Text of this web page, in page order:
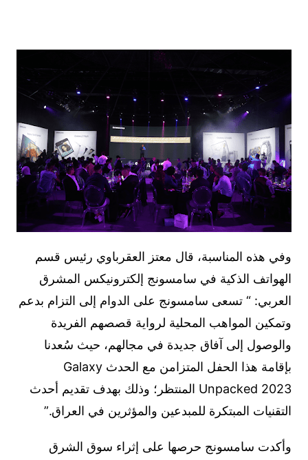
وفي هذه المناسبة، قال معتز العقرباوي رئيس قسم
الهواتف الذكية في سامسونج إلكترونيكس المشرق
العربي: “ تسعى سامسونج على الدوام إلى التزام بدعم
وتمكين المواهب المحلية لرواية قصصهم الفريدة
والوصول إلى آفاق جديدة في مجالهم، حيث سُعدنا
بإقامة هذا الحفل المتزامن مع الحدث Galaxy
Unpacked 2023 المنتظر؛ وذلك بهدف تقديم أحدث
التقنيات المبتكرة للمبدعين والمؤثرين في العراق.”
وأكدت سامسونج حرصها على إثراء سوق الشرق